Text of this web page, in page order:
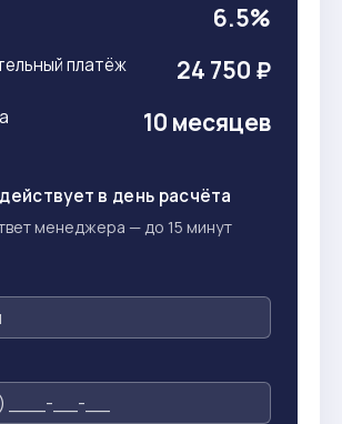
6.5%
платёж 24 750 ₽
10 месяцев
в день расчёта
менеджера — до 15 минут